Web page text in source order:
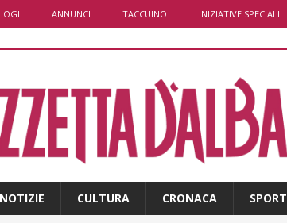
ANNUNCI TACCUINO INIZIATIVE SPECIALI
NOTIZIE CULTURA CRONACA SPORT